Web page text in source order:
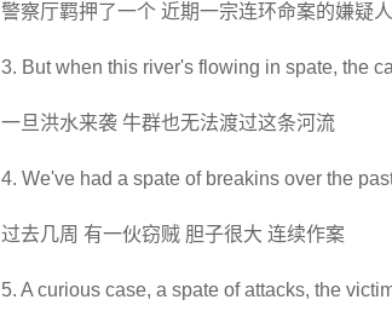
警察厅羁押了一个 近期一宗连环命案的嫌疑人
3. But when this river's flowing in spate, the
一旦洪水来袭 牛群也无法渡过这条河流
4. We've had a spate of breakins over the
过去几周 有一伙窃贼 胆子很大 连续作案
5. A curious case, a spate of attacks, the